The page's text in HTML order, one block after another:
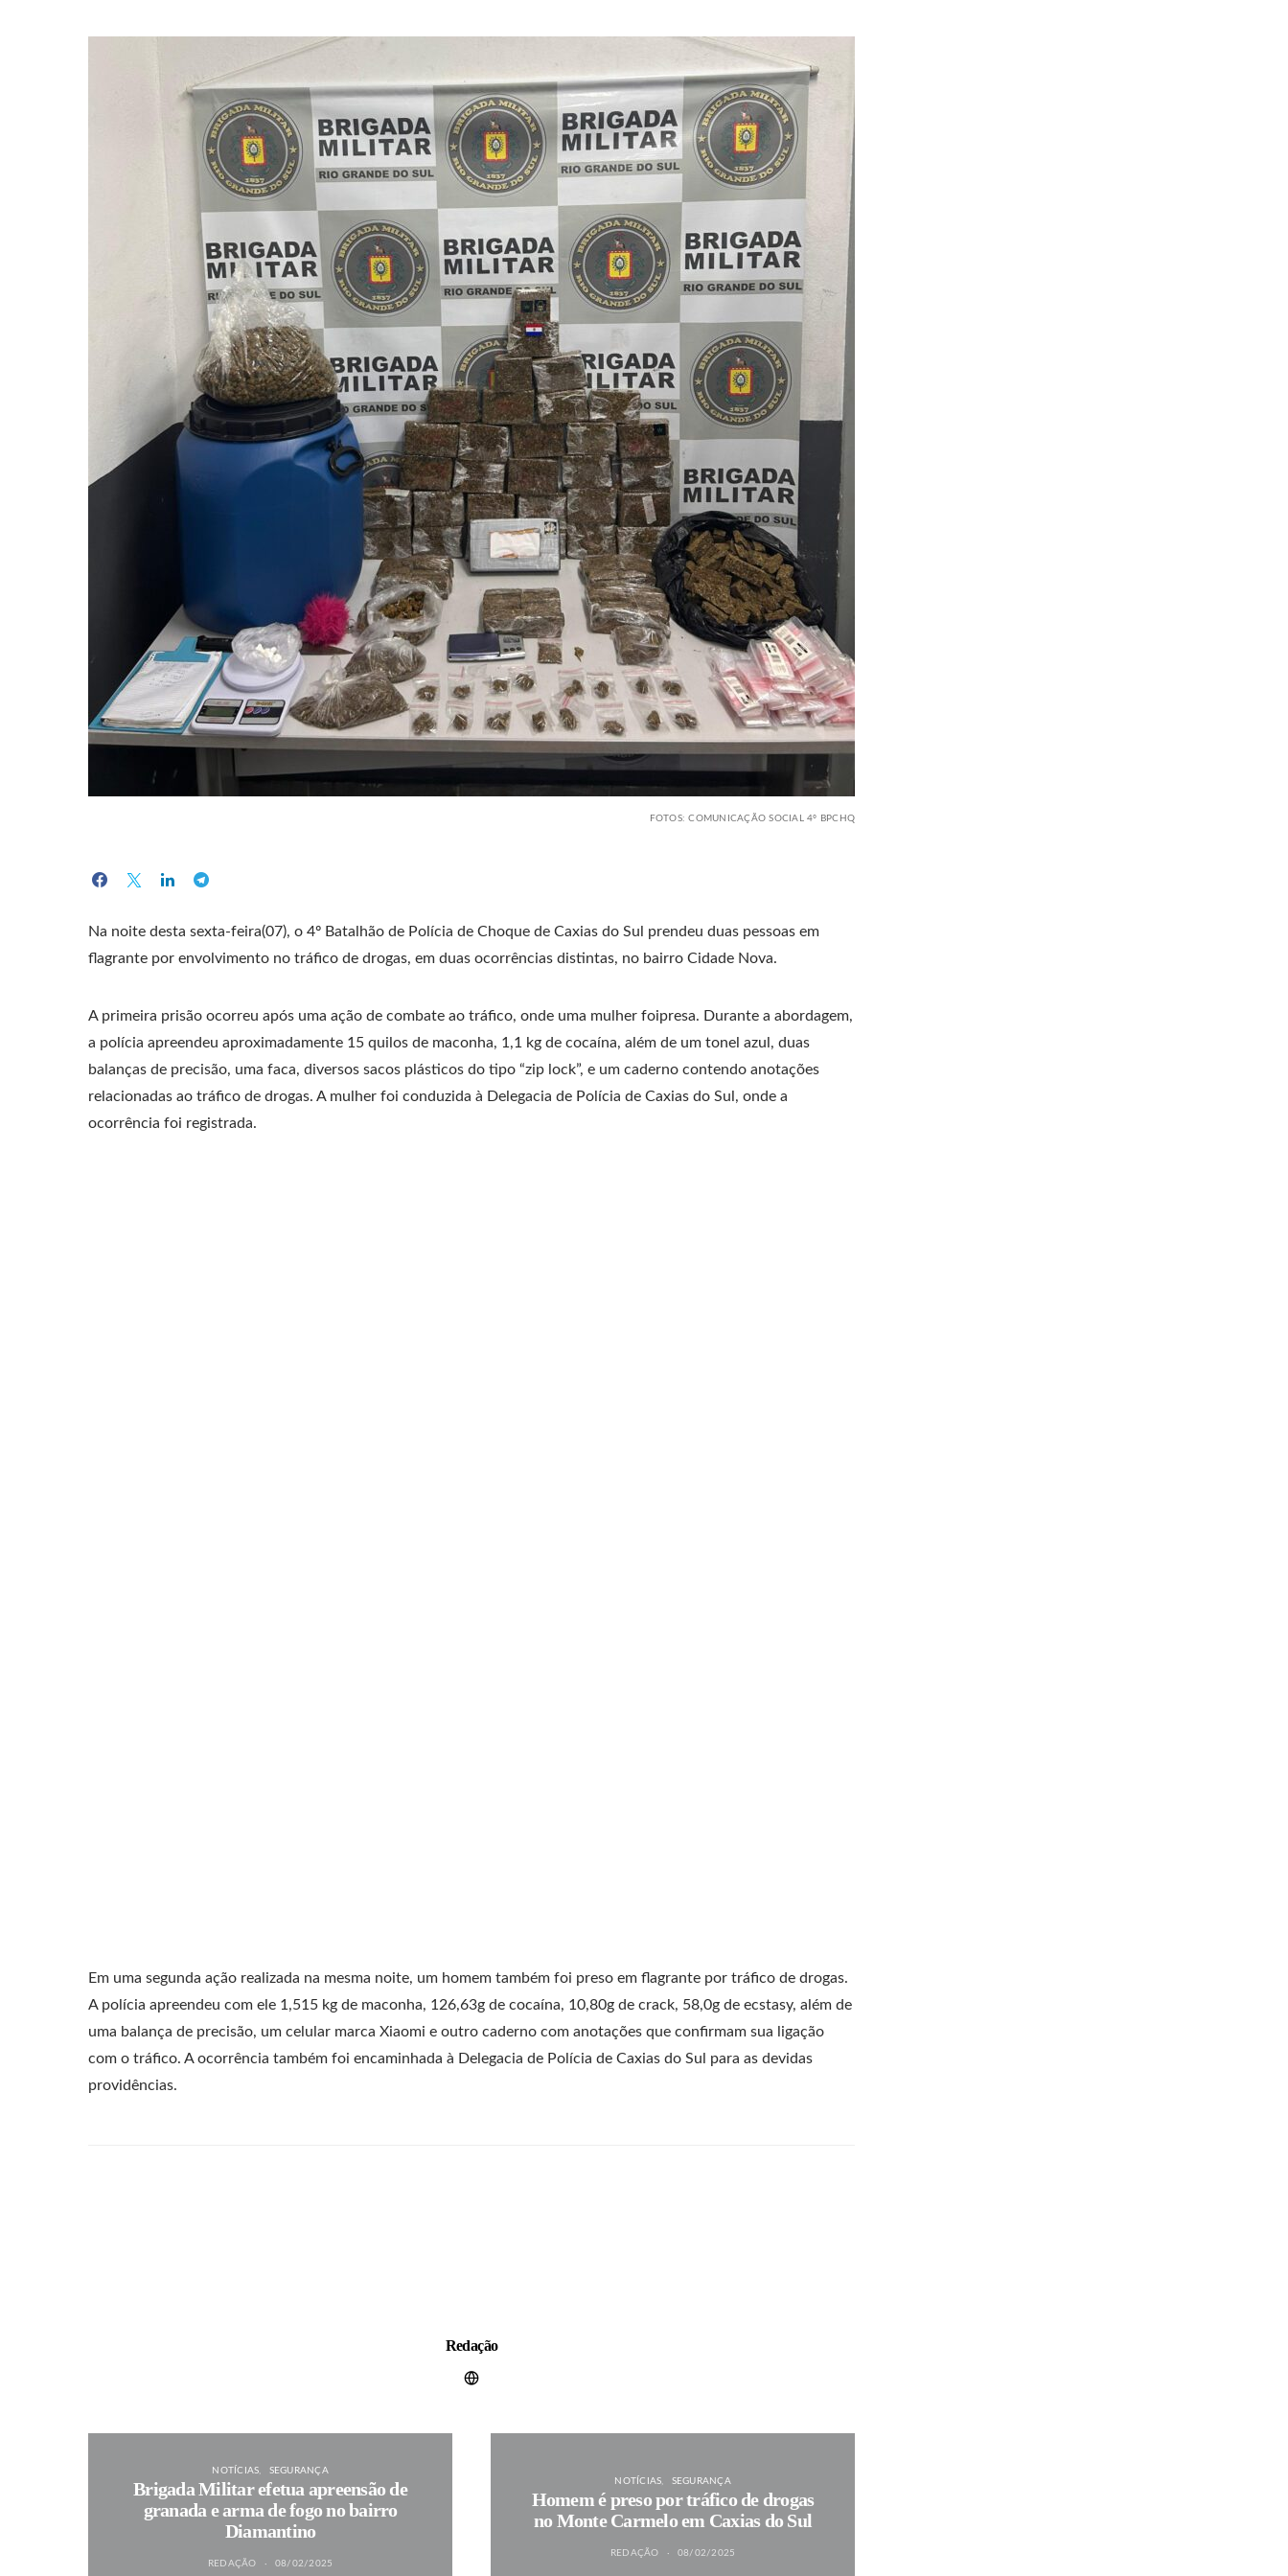
FOTOS: COMUNICAÇÃO SOCIAL 4º BPCHQ
Na noite desta sexta-feira(07), o 4º Batalhão de Polícia de Choque de Caxias do Sul prendeu duas pessoas em
flagrante por envolvimento no tráfico de drogas, em duas ocorrências distintas, no bairro Cidade Nova.
A primeira prisão ocorreu após uma ação de combate ao tráfico, onde uma mulher foipresa. Durante a abordagem,
a polícia apreendeu aproximadamente 15 quilos de maconha, 1,1 kg de cocaína, além de um tonel azul, duas
balanças de precisão, uma faca, diversos sacos plásticos do tipo “zip lock”, e um caderno contendo anotações
relacionadas ao tráfico de drogas. A mulher foi conduzida à Delegacia de Polícia de Caxias do Sul, onde a
ocorrência foi registrada.
Em uma segunda ação realizada na mesma noite, um homem também foi preso em flagrante por tráfico de drogas.
A polícia apreendeu com ele 1,515 kg de maconha, 126,63g de cocaína, 10,80g de crack, 58,0g de ecstasy, além de
uma balança de precisão, um celular marca Xiaomi e outro caderno com anotações que confirmam sua ligação
com o tráfico. A ocorrência também foi encaminhada à Delegacia de Polícia de Caxias do Sul para as devidas
providências.
Redação
NOTÍCIAS SEGURANÇA
Brigada Militar efetua apreensão de
granada e arma de fogo no bairro
Diamantino
REDAÇÃO 08/02/2025
NOTÍCIAS SEGURANÇA
Homem é preso por tráfico de drogas
no Monte Carmelo em Caxias do Sul
REDAÇÃO 08/02/2025